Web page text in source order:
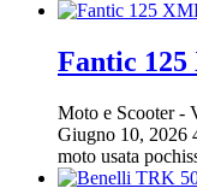
Fantic
Moto e Scooter-
Giugno 10, 2026
moto usata